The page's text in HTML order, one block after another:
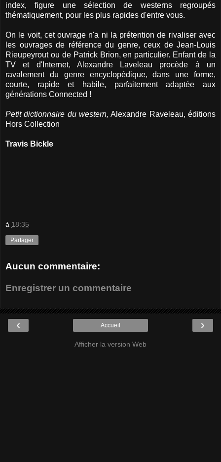
index, figure une sélection de westerns regroupés
thématiquement, pour les plus rapides d'entre vous.
On le voit, cet ouvrage n'a ni la prétention de rivaliser avec
les ouvrages de référence du genre, ceux de Jean-Louis
Rieupeyrout ou de Patrick Brion, en particulier. Enfant de la
TV et d'Internet, Alexandre Laveleau procède à un
ravalement du genre encyclopédique, dans une forme,
courte, rapide et habile, parfaitement adaptée aux
générations Connected !
Petit dictionnaire du western, Alexandre Raveleau, éditions
Hors Collection
Travis Bickle
à 18:35
Partager
Aucun commentaire:
Enregistrer un commentaire
‹ ›
Accueil
Afficher la version Web